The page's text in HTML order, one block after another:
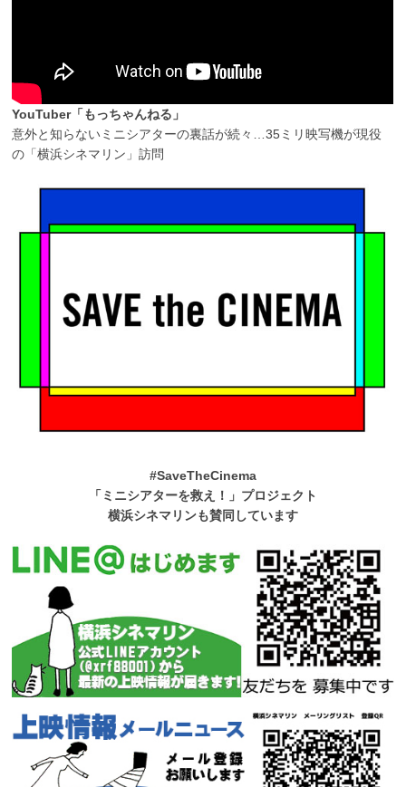
YouTuber「もっちゃんねる」
意外と知らないミニシアターの裏話が続々…35ミリ映写機が現役
の「横浜シネマリン」訪問
#SaveTheCinema
「ミニシアターを救え！」プロジェクト
横浜シネマリンも賛同しています